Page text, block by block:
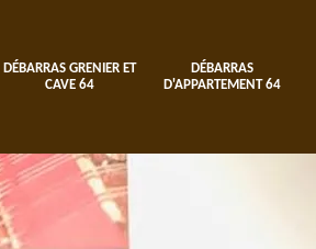
DÉBARRAS GRENIER ET
CAVE 64
DÉBARRAS
D'APPARTEMENT 64